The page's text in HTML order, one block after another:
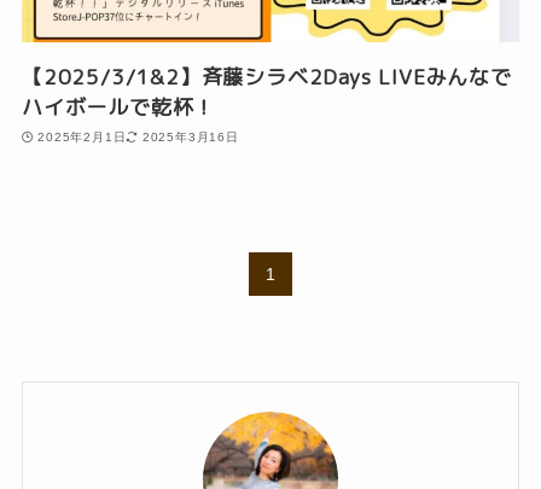
【2025/3/1&2】斉藤シラベ2Days LIVEみんなで
ハイボールで乾杯！
2025年2月1日 2025年3月16日
1